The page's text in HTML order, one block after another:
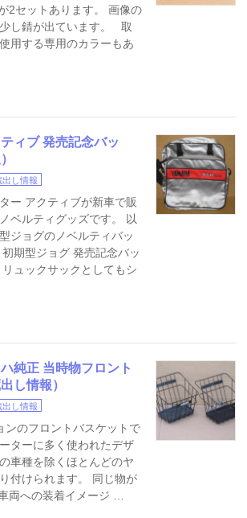
2セットあります。 画像の
し錆が出ています。 取
用する専用のカラーもあ
ィブ 発売記念バッ
出し情報
ー アクティブが新車で販
ベルティグッズです。 以
ジョグのノベルティバッ
期型ジョグ 発売記念バッ
ュックサックとしてもシ
純正 当時物フロント
し情報）
出し情報
ンのフロントバスケットで
ターに多く使われたデザ
車種を除くほとんどのヤ
付けられます。 同じ物が
両への装着イメージ …